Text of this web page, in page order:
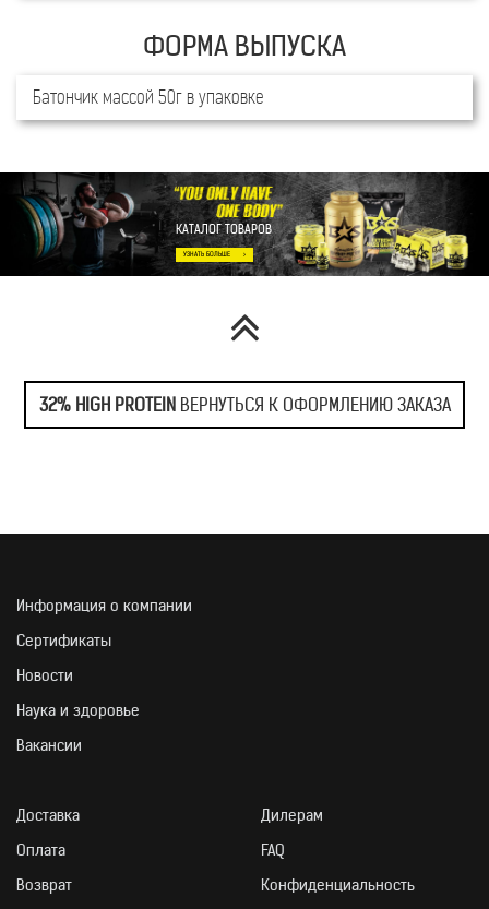
ПРОДУКТ СОДЕРЖИТ
СПОСОБ
Батончик массой 50г в упаковке
КАТАЛОГ ТОВАРОВ
32% HIGH PROTEINВЕРНУТЬСЯ К ОФОРМЛЕНИЮ ЗАКАЗА
Информация о компании
Сертификаты
Новости
Наука и здоровье
Вакансии
Доставка
Оплата
Возврат
Дилерам
FAQ
Конфиденциальность